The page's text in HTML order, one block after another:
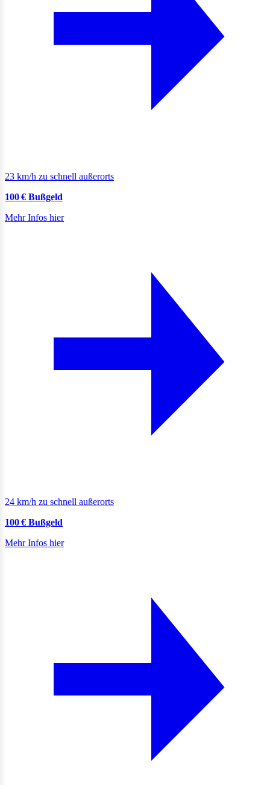
23 km/h zu schnell außerorts
100 € Bußgeld
Mehr Infos hier
24 km/h zu schnell außerorts
100 € Bußgeld
Mehr Infos hier